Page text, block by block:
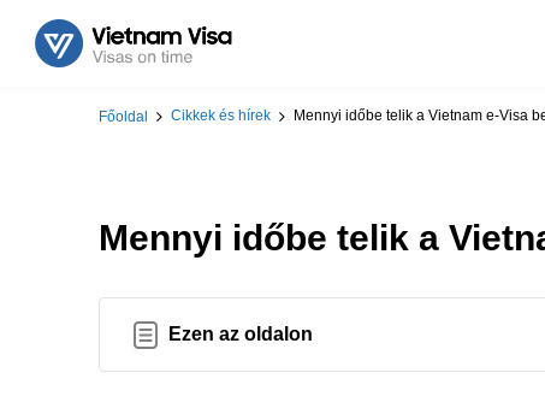
Főoldal Cikkek és hírek Mennyi időbe telik a Vietnam e-Visa
Mennyi időbe telik a
Ezen az oldalon